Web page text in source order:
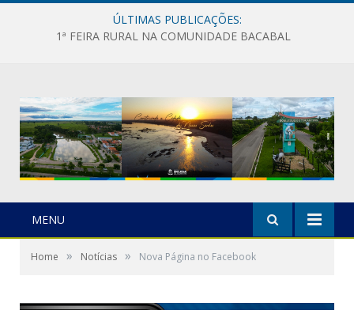
ÚLTIMAS PUBLICAÇÕES:
1ª FEIRA RURAL NA COMUNIDADE BACABAL
MENU
Home » Notícias » Nova Página no Facebook